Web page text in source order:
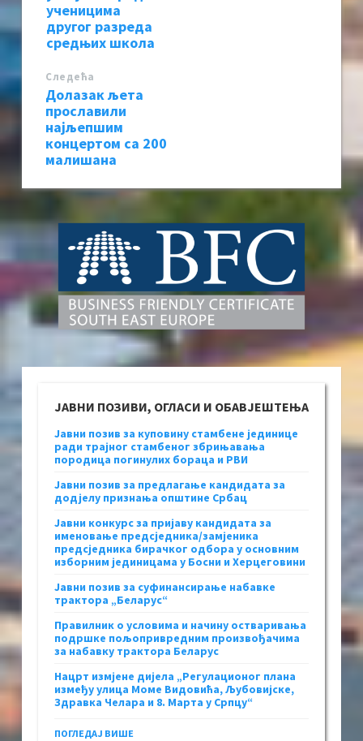
ученицима
другог разреда
средњих школа
Следећa
Долазак љета
прославили
најљепшим
концертом са 200
малишана
ЈАВНИ ПОЗИВИ, ОГЛАСИ И ОБАВЈЕШТЕЊА
Јавни позив за куповину стамбене јединице
ради трајног стамбеног збрињавања
породица погинулих бораца и РВИ
Јавни позив за предлагање кандидата за
додјелу признања општине Србац
Јавни конкурс за пријаву кандидата за
именовање предсједника/замјеника
предсједника бирачког одбора у основним
изборним јединицама у Босни и Херцеговини
Јавни позив за суфинансирање набавке
трактора „Беларус“
Правилник о условима и начину остваривања
подршке пољопривредним произвођачима
за набавку трактора Беларус
Нацрт измјене дијела „Регулационог плана
између улица Моме Видовића, Љубовијске,
Здравка Челара и 8. Марта у Српцу“
ПОГЛЕДАЈ ВИШЕ